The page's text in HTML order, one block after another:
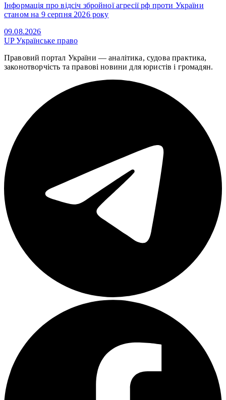
Інформація про відсіч збройної агресії рф проти України
станом на 9 серпня 2026 року
09.08.2026
UPУкраїнське право
Правовий портал України — аналітика, судова практика,
законотворчість та правові новини для юристів і громадян.